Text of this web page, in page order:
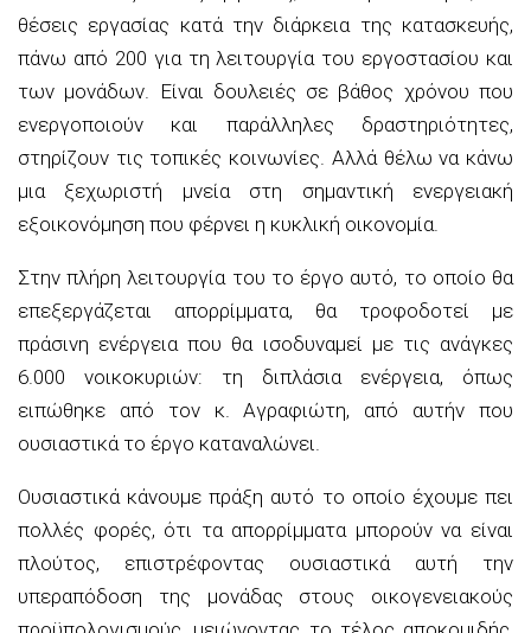
θέσεις εργασίας κατά την διάρκεια της κατασκευής,
πάνω από 200 για τη λειτουργία του εργοστασίου και
των μονάδων. Είναι δουλειές σε βάθος χρόνου που
ενεργοποιούν και παράλληλες δραστηριότητες,
στηρίζουν τις τοπικές κοινωνίες. Αλλά θέλω να κάνω
μια ξεχωριστή μνεία στη σημαντική ενεργειακή
εξοικονόμηση που φέρνει η κυκλική οικονομία.
Στην πλήρη λειτουργία του το έργο αυτό, το οποίο θα
επεξεργάζεται απορρίμματα, θα τροφοδοτεί με
πράσινη ενέργεια που θα ισοδυναμεί με τις ανάγκες
6.000 νοικοκυριών: τη διπλάσια ενέργεια, όπως
ειπώθηκε από τον κ. Αγραφιώτη, από αυτήν που
ουσιαστικά το έργο καταναλώνει.
Ουσιαστικά κάνουμε πράξη αυτό το οποίο έχουμε πει
πολλές φορές, ότι τα απορρίμματα μπορούν να είναι
πλούτος, επιστρέφοντας ουσιαστικά αυτή την
υπεραπόδοση της μονάδας στους οικογενειακούς